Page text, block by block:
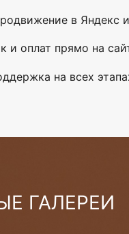
в Яндекс
и оплат прямо на
на всех
ГАЛЕРЕИ